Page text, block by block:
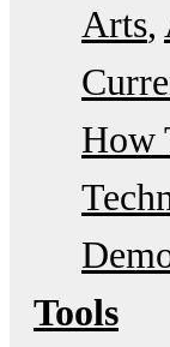
Arts
How
Tools